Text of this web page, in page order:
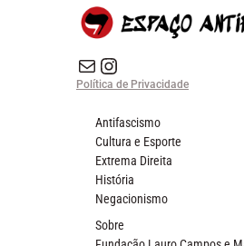
E-mail Instagram do Espaço Antifascista
Política de Privacidade
Antifascismo
Cultura e Esporte
Extrema Direita
História
Negacionismo
Sobre